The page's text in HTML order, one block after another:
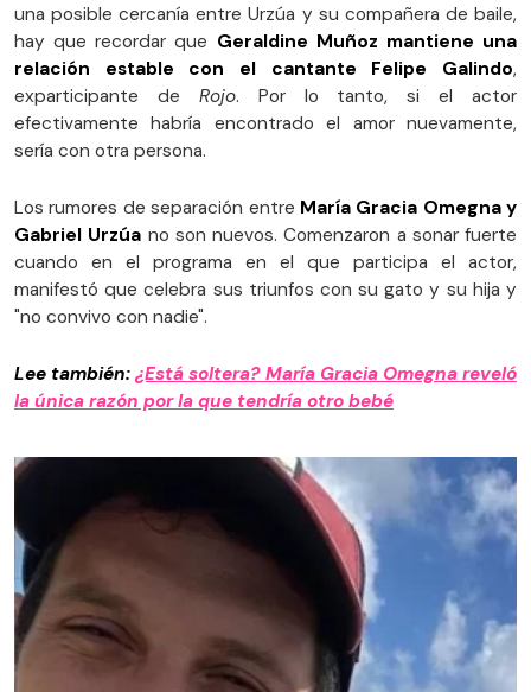
una posible cercanía entre Urzúa y su compañera de baile,
hay que recordar que Geraldine Muñoz mantiene una
relación estable con el cantante Felipe Galindo,
exparticipante de Rojo. Por lo tanto, si el actor
efectivamente habría encontrado el amor nuevamente,
sería con otra persona.
Los rumores de separación entre María Gracia Omegna y
Gabriel Urzúa no son nuevos. Comenzaron a sonar fuerte
cuando en el programa en el que participa el actor,
manifestó que celebra sus triunfos con su gato y su hija y
"no convivo con nadie".
Lee también:¿Está soltera? María Gracia Omegna reveló
la única razón por la que tendría otro bebé